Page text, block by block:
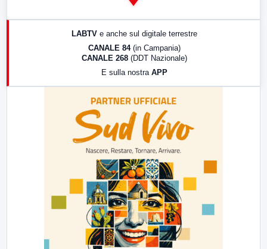
LABTV e anche sul digitale terrestre
CANALE 84 (in Campania)
CANALE 268 (DDT Nazionale)
E sulla nostra APP